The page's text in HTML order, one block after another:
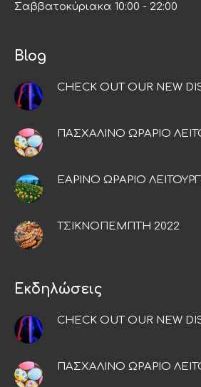
Σαββατοκύριακα 10:00 - 22:00
Blog
CHECK OUT OUR NEW
ΠΑΣΧΑΛΙΝΟ ΩΡΑΡΙΟ
ΕΑΡΙΝΟ ΩΡΑΡΙΟ
ΤΣΙΚΝΟΠΕΜΠΤΗ 2022
Εκδηλώσεις
CHECK OUT OUR NEW
ΠΑΣΧΑΛΙΝΟ ΩΡΑΡΙΟ